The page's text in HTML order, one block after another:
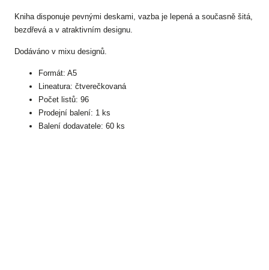
Kniha disponuje pevnými deskami, vazba je lepená a současně šitá,
bezdřevá a v atraktivním designu.
Dodáváno v mixu designů.
Formát: A5
Lineatura: čtverečkovaná
Počet listů: 96
Prodejní balení: 1 ks
Balení dodavatele: 60 ks